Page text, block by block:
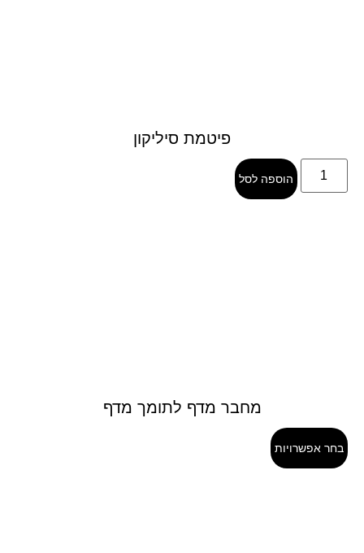
פיטמת סיליקון
הוספה לסל
מחבר מדף לתומך מדף
בחר אפשרויות